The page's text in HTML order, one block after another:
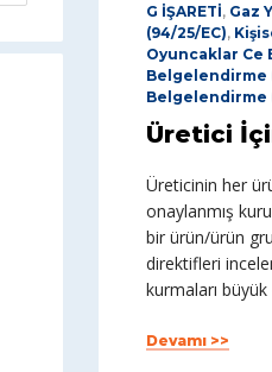
G İŞARETİ, Gaz
(94/25/EC),
Oyuncaklar Ce
Belgelendirme
Belgelendirme
Üretici
Üreticinin her
onaylanmış
bir ürün/ürün
direktifleri
kurmaları
Devamı >>